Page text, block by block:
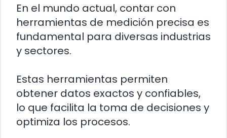
En el mundo actual, contar con
herramientas de medición precisa es
fundamental para diversas industrias
y sectores.
Estas herramientas permiten
obtener datos exactos y confiables,
lo que facilita la toma de decisiones y
optimiza los procesos.